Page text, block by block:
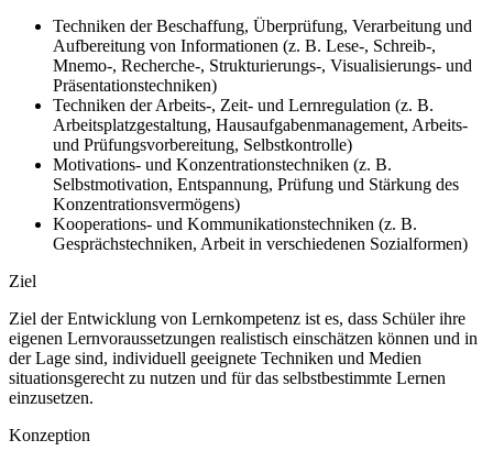
Techniken der Beschaffung, Überprüfung, Verarbeitung und
Aufbereitung von Informationen (z. B. Lese-, Schreib-,
Mnemo-, Recherche-, Strukturierungs-, Visualisierungs- und
Präsentationstechniken)
Techniken der Arbeits-, Zeit- und Lernregulation (z. B.
Arbeitsplatzgestaltung, Hausaufgabenmanagement, Arbeits-
und Prüfungsvorbereitung, Selbstkontrolle)
Motivations- und Konzentrationstechniken (z. B.
Selbstmotivation, Entspannung, Prüfung und Stärkung des
Konzentrationsvermögens)
Kooperations- und Kommunikationstechniken (z. B.
Gesprächstechniken, Arbeit in verschiedenen Sozialformen)
Ziel
Ziel der Entwicklung von Lernkompetenz ist es, dass Schüler ihre
eigenen Lernvoraussetzungen realistisch einschätzen können und in
der Lage sind, individuell geeignete Techniken und Medien
situationsgerecht zu nutzen und für das selbstbestimmte Lernen
einzusetzen.
Konzeption